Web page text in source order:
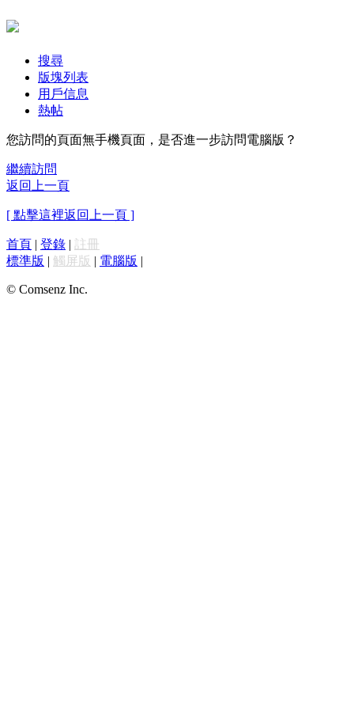
搜尋
版塊列表
用戶信息
熱帖
您訪問的頁面無手機頁面，是否進一步訪問電腦版？
繼續訪問
返回上一頁
[ 點擊這裡返回上一頁 ]
首頁 | 登錄 | 註冊
標準版 | 觸屏版 | 電腦版 |
© Comsenz Inc.